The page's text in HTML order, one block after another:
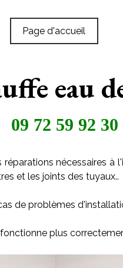
Page d'accueil
eau
09 72 59 92 30
nécessaires
et les joints des tuyaux..
de problèmes
plus